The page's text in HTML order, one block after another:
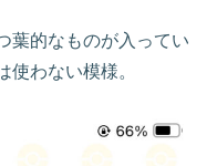
葉的なものが入ってい
使わない模様。